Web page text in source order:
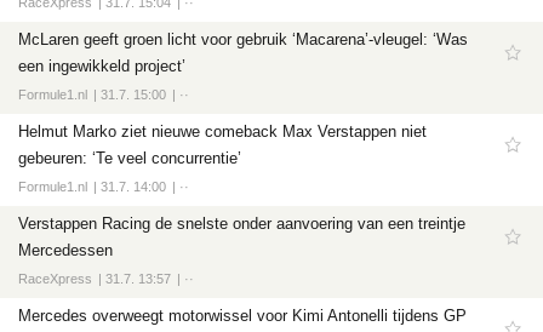
McLaren geeft groen licht voor gebruik ‘Macarena’-vleugel: ‘Was
een ingewikkeld project’
Formule1.nl 31.7. 15:00 ··
Helmut Marko ziet nieuwe comeback Max Verstappen niet
gebeuren: ‘Te veel concurrentie’
Formule1.nl 31.7. 14:00 ··
Verstappen Racing de snelste onder aanvoering van een treintje
Mercedessen
RaceXpress 31.7. 13:57 ··
Mercedes overweegt motorwissel voor Kimi Antonelli tijdens GP